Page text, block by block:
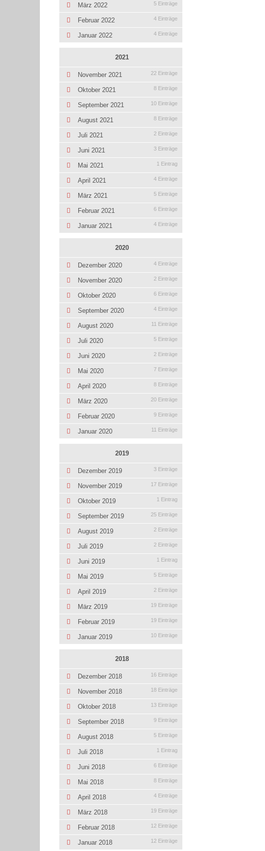
März 2022 5 Einträge
Februar 2022 4 Einträge
Januar 2022 4 Einträge
2021
November 2021 22 Einträge
Oktober 2021 8 Einträge
September 2021 10 Einträge
August 2021 8 Einträge
Juli 2021 2 Einträge
Juni 2021 3 Einträge
Mai 2021 1 Eintrag
April 2021 4 Einträge
März 2021 5 Einträge
Februar 2021 6 Einträge
Januar 2021 4 Einträge
2020
Dezember 2020 4 Einträge
November 2020 2 Einträge
Oktober 2020 6 Einträge
September 2020 4 Einträge
August 2020 11 Einträge
Juli 2020 5 Einträge
Juni 2020 2 Einträge
Mai 2020 7 Einträge
April 2020 8 Einträge
März 2020 20 Einträge
Februar 2020 9 Einträge
Januar 2020 11 Einträge
2019
Dezember 2019 3 Einträge
November 2019 17 Einträge
Oktober 2019 1 Eintrag
September 2019 25 Einträge
August 2019 2 Einträge
Juli 2019 2 Einträge
Juni 2019 1 Eintrag
Mai 2019 5 Einträge
April 2019 2 Einträge
März 2019 19 Einträge
Februar 2019 19 Einträge
Januar 2019 10 Einträge
2018
Dezember 2018 16 Einträge
November 2018 18 Einträge
Oktober 2018 13 Einträge
September 2018 9 Einträge
August 2018 5 Einträge
Juli 2018 1 Eintrag
Juni 2018 6 Einträge
Mai 2018 8 Einträge
April 2018 4 Einträge
März 2018 19 Einträge
Februar 2018 12 Einträge
Januar 2018 12 Einträge